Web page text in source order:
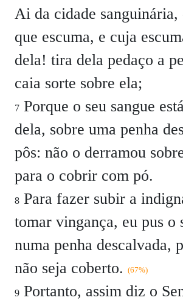
Ai da cidade sanguinária,
que escuma, e cuja
dela! tira dela pedaço a
caia sorte sobre ela;
7 Porque o seu sangue
dela, sobre uma penha
pôs: não o derramou
para o cobrir com pó.
8 Para fazer subir a
tomar vingança, eu pus o
numa penha descalvada,
não seja coberto. (67%)
9 Portanto, assim diz o